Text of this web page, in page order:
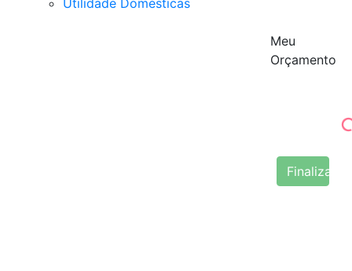
Utilidade Domésticas
Meu
Orçamento
Finalizar